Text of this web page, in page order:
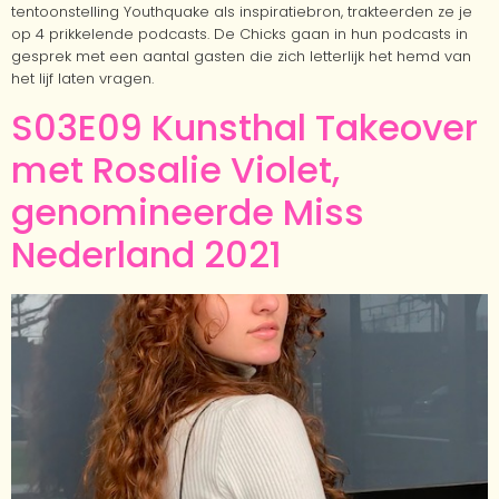
tentoonstelling Youthquake als inspiratiebron, trakteerden ze je
op 4 prikkelende podcasts. De Chicks gaan in hun podcasts in
gesprek met een aantal gasten die zich letterlijk het hemd van
het lijf laten vragen.
S03E09 Kunsthal Takeover
met Rosalie Violet,
genomineerde Miss
Nederland 2021